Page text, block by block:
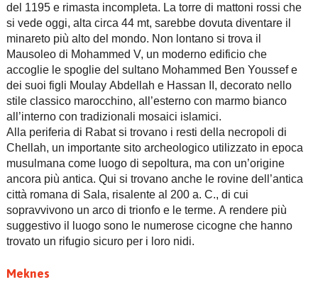
del 1195 e rimasta incompleta. La torre di mattoni rossi che
si vede oggi, alta circa 44 mt, sarebbe dovuta diventare il
minareto più alto del mondo. Non lontano si trova il
Mausoleo di Mohammed V, un moderno edificio che
accoglie le spoglie del sultano Mohammed Ben Youssef e
dei suoi figli Moulay Abdellah e Hassan II, decorato nello
stile classico marocchino, all’esterno con marmo bianco
all’interno con tradizionali mosaici islamici.
Alla periferia di Rabat si trovano i resti della necropoli di
Chellah, un importante sito archeologico utilizzato in epoca
musulmana come luogo di sepoltura, ma con un’origine
ancora più antica. Qui si trovano anche le rovine dell’antica
città romana di Sala, risalente al 200 a. C., di cui
sopravvivono un arco di trionfo e le terme. A rendere più
suggestivo il luogo sono le numerose cicogne che hanno
trovato un rifugio sicuro per i loro nidi.
Meknes